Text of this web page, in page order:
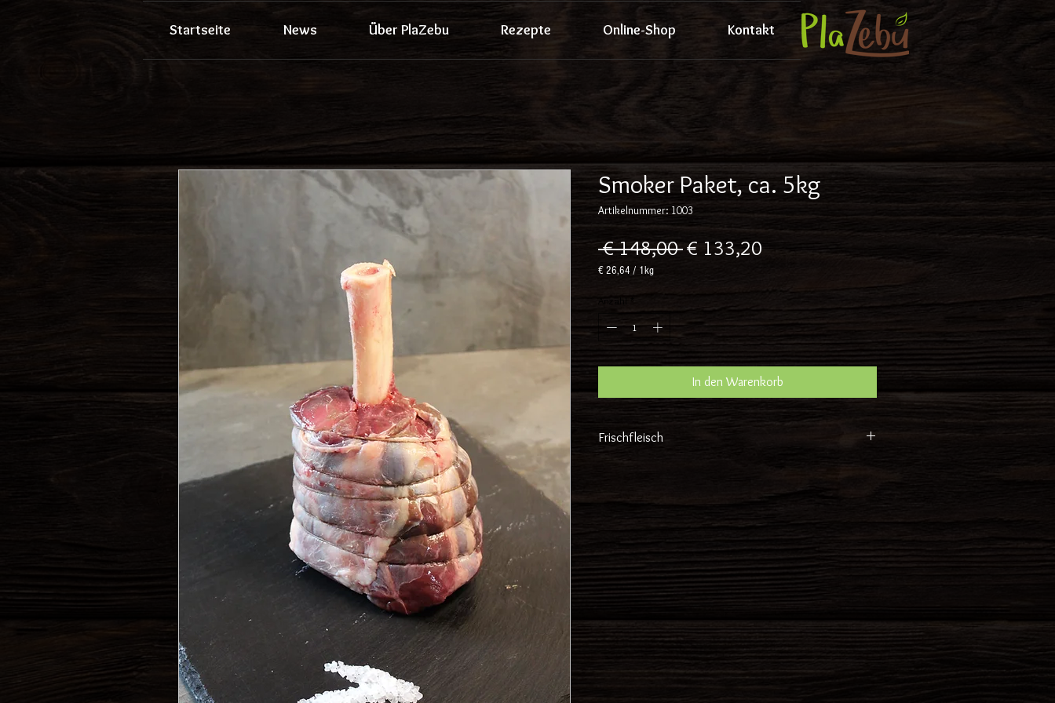
Startseite News Über PlaZebu Rezepte Online-Shop Kontakt
Smoker Paket, ca. 5kg
Artikelnummer: 1003
€ 148,00 Standardpreis
€ 133,20 Sale-
€ 26,64 / 1kg
pro
Kilogramm
Anzahl
In den Warenkorb
Frischfleisch
tatsächlichem Gewicht und Preis abgerechnet.
Versand wird Frischfleisch nur an den angeführten